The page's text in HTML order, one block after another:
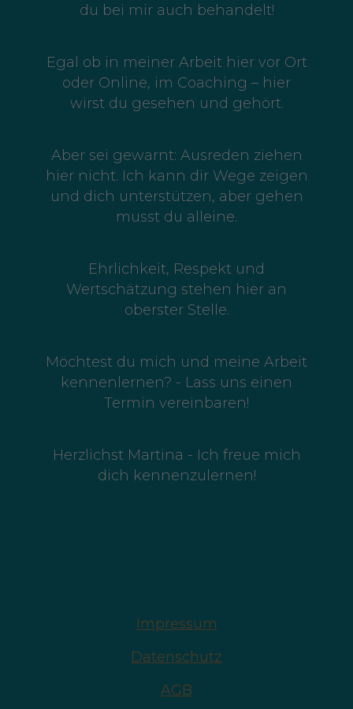
du bei mir auch behandelt!
Egal ob in meiner Arbeit hier vor Ort
oder Online, im Coaching – hier
wirst du gesehen und gehört.
Aber sei gewarnt: Ausreden ziehen
hier nicht. Ich kann dir Wege zeigen
und dich unterstützen, aber gehen
musst du alleine.
Ehrlichkeit, Respekt und
Wertschätzung stehen hier an
oberster Stelle.
Möchtest du mich und meine Arbeit
kennenlernen? - Lass uns einen
Termin vereinbaren!
Herzlichst Martina - Ich freue mich
dich kennenzulernen!
Impressum
Datenschutz
AGB